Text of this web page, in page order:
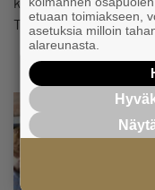
Tilausravintola
etuaan toimiakseen,
asetuksia milloin
alareunasta.